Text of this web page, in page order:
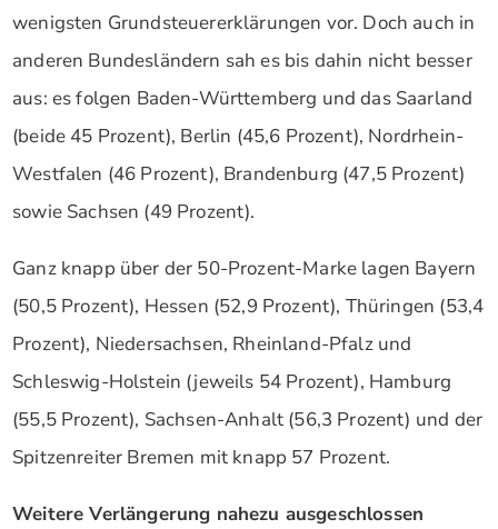
wenigsten Grundsteuererklärungen vor. Doch auch in
anderen Bundesländern sah es bis dahin nicht besser
aus: es folgen Baden-Württemberg und das Saarland
(beide 45 Prozent), Berlin (45,6 Prozent), Nordrhein-
Westfalen (46 Prozent), Brandenburg (47,5 Prozent)
sowie Sachsen (49 Prozent).
Ganz knapp über der 50-Prozent-Marke lagen Bayern
(50,5 Prozent), Hessen (52,9 Prozent), Thüringen (53,4
Prozent), Niedersachsen, Rheinland-Pfalz und
Schleswig-Holstein (jeweils 54 Prozent), Hamburg
(55,5 Prozent), Sachsen-Anhalt (56,3 Prozent) und der
Spitzenreiter Bremen mit knapp 57 Prozent.
Weitere Verlängerung nahezu ausgeschlossen